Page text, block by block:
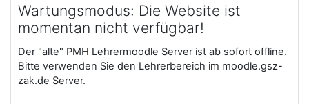
Wartungsmodus: Die Website ist
momentan nicht verfügbar!
Der "alte" PMH Lehrermoodle Server ist ab sofort offline.
Bitte verwenden Sie den Lehrerbereich im moodle.gsz-
zak.de Server.